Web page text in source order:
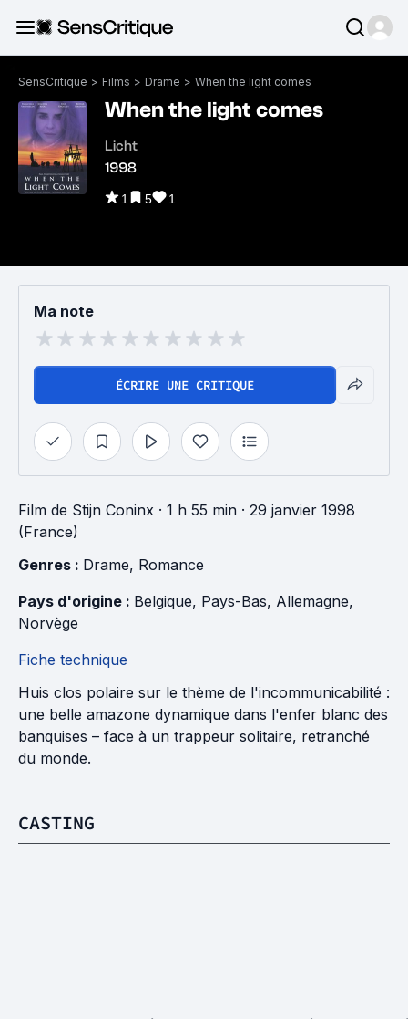
SensCritique > Films > Drame > When the light comes
When the light comes
Licht
1998
1 5 1
Ma note
ÉCRIRE UNE CRITIQUE
Film de Stijn Coninx · 1 h 55 min · 29 janvier 1998
(France)
Genres : Drame, Romance
Pays d'origine : Belgique, Pays-Bas, Allemagne,
Norvège
Fiche technique
Huis clos polaire sur le thème de l'incommunicabilité :
une belle amazone dynamique dans l'enfer blanc des
banquises – face à un trappeur solitaire, retranché
du monde.
CASTING